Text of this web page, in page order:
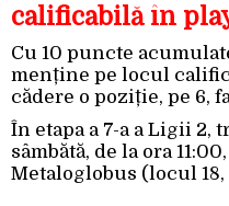
calificabilă în
Cu 10 puncte
menține pe locul
cădere o poziție, pe 6,
În etapa a 7-a a Ligii 2,
sâmbătă, de la ora
Metaloglobus (locul 18,